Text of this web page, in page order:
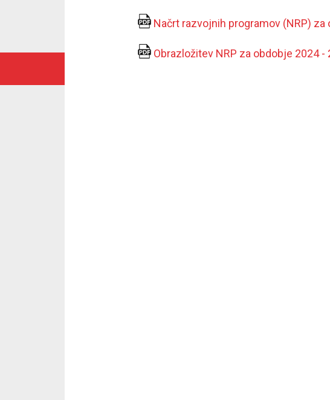
Načrt razvojnih programov (NRP)
Obrazložitev NRP za obdobje 2024 -